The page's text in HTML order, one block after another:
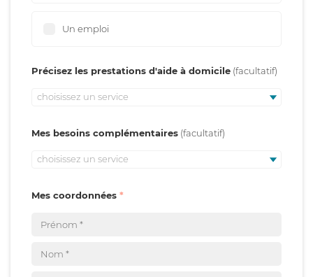
Un emploi
Précisez les prestations d'aide à domicile
choisissez un service
Mes besoins complémentaires
choisissez un service
Mes coordonnées